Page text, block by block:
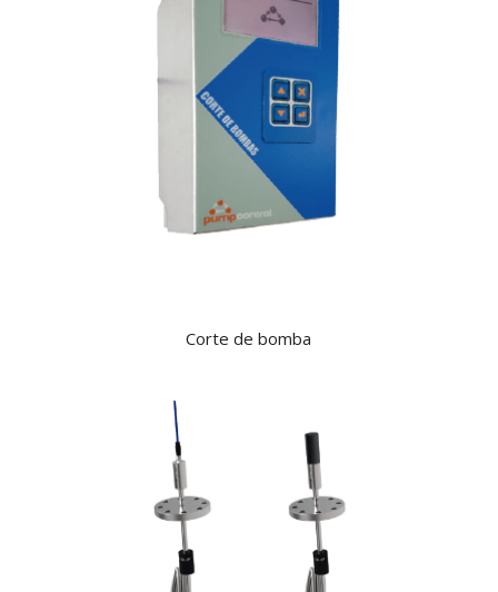
Corte de bomba